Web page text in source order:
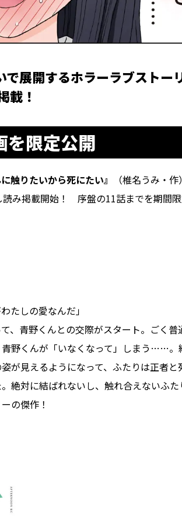
展開するホラーラブストー
載！
を限定公開
触りたいから死にたい』
（椎名うみ・
み掲載開始！ 序盤の11話までを期間
たしの愛なんだ」
、青野くんとの交際がスタート。ごく普
野くんが「いなくなって」しまう……。
が見えるようになって、ふたりは正者と
絶対に結ばれないし、触れ合えないふた
の傑作！